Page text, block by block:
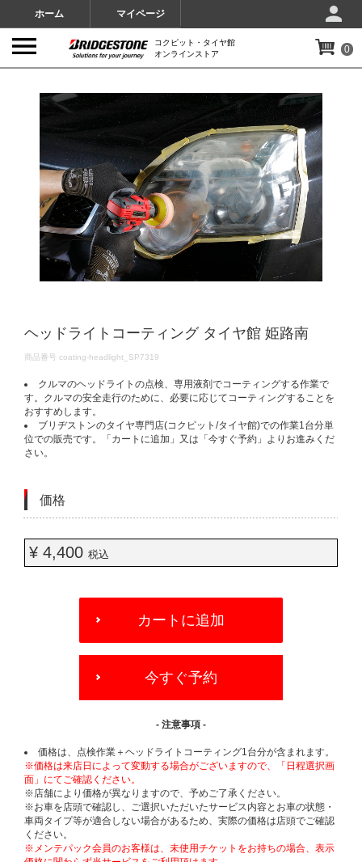
ホーム マイページ
コクピット・タイヤ館
オンラインストア
0
ヘッドライトコーティング タイヤ館 姫路南
DETAILS
商品番号 coating-headlight_SP7319
クルマのヘッドライトの点検、専用液剤でコーティングする作業で
す。クルマの安全走行のために、必要に応じてコーティングすることを
おすすめします。
ブリヂストンのタイヤ専門店(コクピット/タイヤ館)での作業1台分単
位での販売です。「カートに追加」又は「今すぐ予約」よりお進みくだ
さい。
価格
¥ 4,400 税込
OPTIONS
カートに追加
今すぐ予約
- 注意事項 -
価格は、点検作業＋ヘッドライトコーティング1台分が含まれます。
※価格は来店日によって変動する場合がございますので、「日程選択画
面」にてご確認ください。
※店舗により価格が異なりますので、予めご了承ください。
※お車を店頭で確認し、ご選択いただいたサービス内容とお車の状態・
車両タイプ等が適合しない場合があるため、実際の価格は店頭でご確認
ください。
※メンテパック会員のお客様は、未使用チケットをお持ちの場合、表示